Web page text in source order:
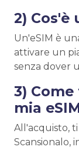
2) Cos'è
Un'eSIM è
attivare un
senza dover
3)
mia
All'acquisto,
Scansionalo,